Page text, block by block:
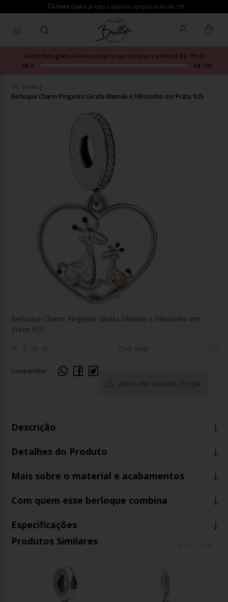
Frete Grátis p/ todo o Brasil em compras acima de 199
Ganhe frete grátis + flanela mágica nas compras a partir de R$ 199,00
R$ 0
R$ 199
Início |
Berloque Charm Pingente Girafa Mamãe e Filhotinho em Prata 925
Berloque Charm Pingente Girafa Mamãe e Filhotinho em
Prata 925
Cód: 1642
Avise-me quando chegar
Compartilhe:
Descrição
Detalhes do Produto
Mais sobre o material e acabamentos
Com quem esse berloque combina
Especificações
Produtos Similares